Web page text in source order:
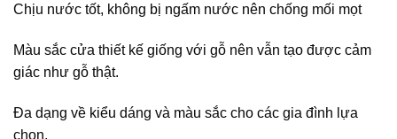
Chịu nước tốt, không bị ngấm nước nên chống mối mọt
Màu sắc cửa thiết kế giống với gỗ nên vẫn tạo được cảm
giác như gỗ thật.
Đa dạng về kiểu dáng và màu sắc cho các gia đình lựa
chọn.